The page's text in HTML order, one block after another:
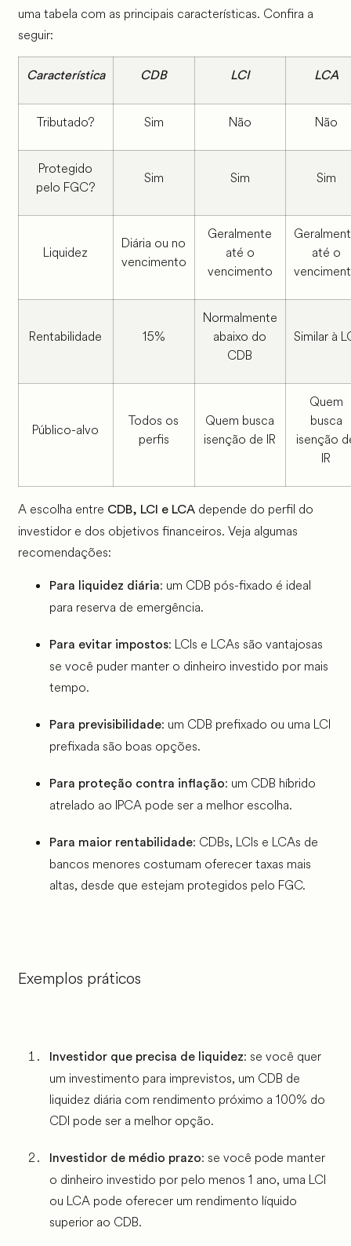
uma tabela com as principais características. Confira a
seguir:
Característica CDB LCI LCA
Tributado? Sim Não Não
Protegido
pelo FGC?
Sim Sim Sim
Liquidez
Diária ou no
vencimento
Geralmente
até o
vencimento
até o
Rentabilidade 15%
Normalmente
abaixo do
CDB
Similar à
Público-alvo
Todos os
perfis
Quem busca
isenção de IR
Quem
busca
isenção
IR
A escolha entre CDB, LCI e LCAdepende do perfil do
investidor e dos objetivos financeiros. Veja algumas
recomendações:
Para liquidez diária: um CDB pós-fixado é ideal
para reserva de emergência.
Para evitar impostos: LCIs e LCAs são vantajosas
se você puder manter o dinheiro investido por mais
tempo.
Para previsibilidade: um CDB prefixado ou uma LCI
prefixada são boas opções.
Para proteção contra inflação: um CDB híbrido
atrelado ao IPCA pode ser a melhor escolha.
Para maior rentabilidade: CDBs, LCIs e LCAs de
bancos menores costumam oferecer taxas mais
altas, desde que estejam protegidos pelo FGC.
Exemplos práticos
Investidor que precisa de liquidez: se você quer
um investimento para imprevistos, um CDB de
liquidez diária com rendimento próximo a 100% do
CDI pode ser a melhor opção.
Investidor de médio prazo: se você pode manter
o dinheiro investido por pelo menos 1 ano, uma LCI
ou LCA pode oferecer um rendimento líquido
superior ao CDB.